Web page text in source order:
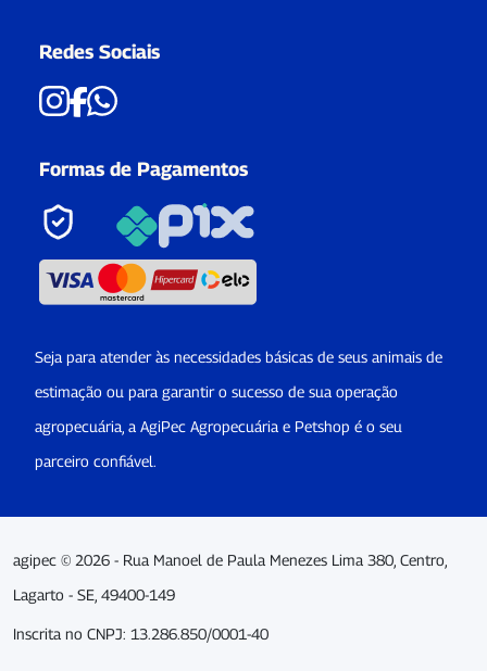
Redes Sociais
Formas de Pagamentos
Seja para atender às necessidades básicas de seus animais de
estimação ou para garantir o sucesso de sua operação
agropecuária, a AgiPec Agropecuária e Petshop é o seu
parceiro confiável.
agipec © 2026 - Rua Manoel de Paula Menezes Lima 380, Centro,
Lagarto - SE, 49400-149
Inscrita no CNPJ: 13.286.850/0001-40